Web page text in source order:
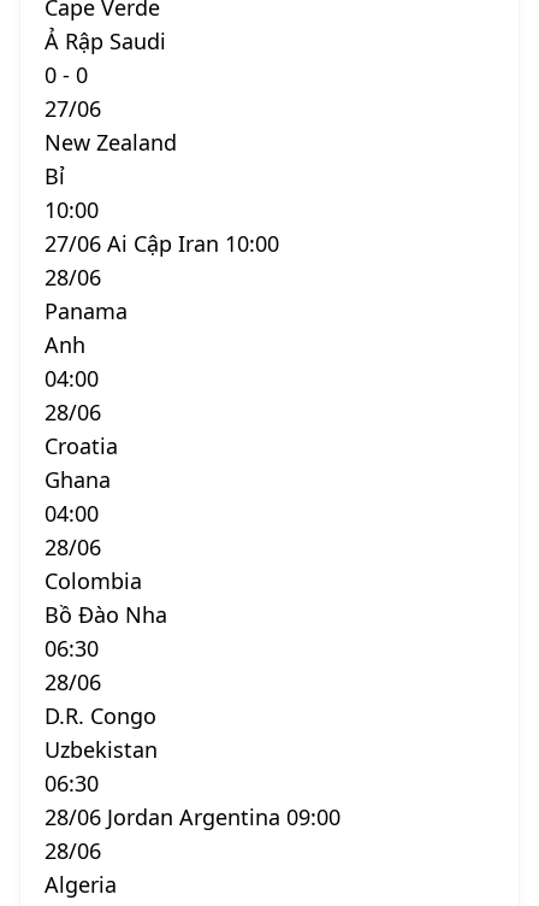
Cape Verde
Ả Rập Saudi
0 - 0
27/06
New Zealand
Bỉ
10:00
27/06 Ai Cập Iran 10:00
28/06
Panama
Anh
04:00
28/06
Croatia
Ghana
04:00
28/06
Colombia
Bồ Đào Nha
06:30
28/06
D.R. Congo
Uzbekistan
06:30
28/06 Jordan Argentina 09:00
28/06
Algeria